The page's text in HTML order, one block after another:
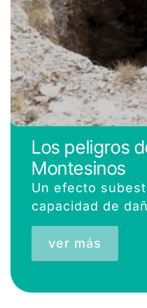
Los peligros
Montesinos
Un efecto
capacidad de
ver más